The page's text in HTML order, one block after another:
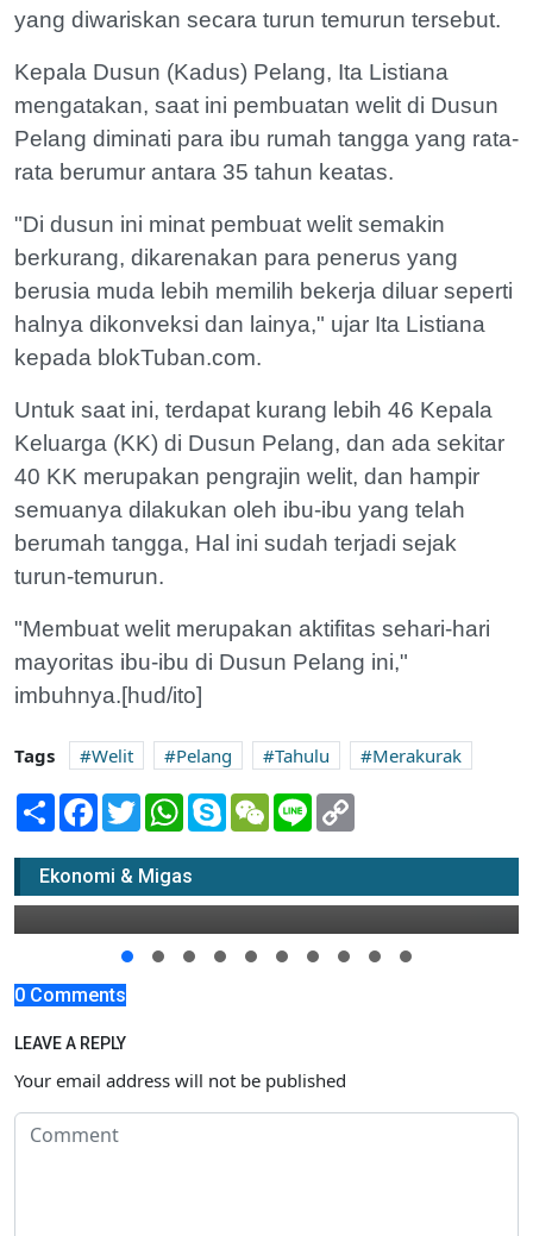
yang diwariskan secara turun temurun tersebut.
Kepala Dusun (Kadus) Pelang, Ita Listiana
mengatakan, saat ini pembuatan welit di Dusun
Pelang diminati para ibu rumah tangga yang rata-
rata berumur antara 35 tahun keatas.
"Di dusun ini minat pembuat welit semakin
berkurang, dikarenakan para penerus yang
berusia muda lebih memilih bekerja diluar seperti
halnya dikonveksi dan lainya," ujar Ita Listiana
kepada blokTuban.com.
Untuk saat ini, terdapat kurang lebih 46 Kepala
Keluarga (KK) di Dusun Pelang, dan ada sekitar
40 KK merupakan pengrajin welit, dan hampir
semuanya dilakukan oleh ibu-ibu yang telah
berumah tangga, Hal ini sudah terjadi sejak
turun-temurun.
"Membuat welit merupakan aktifitas sehari-hari
mayoritas ibu-ibu di Dusun Pelang ini,"
imbuhnya.[hud/ito]
Tags Welit Pelang Tahulu
Merakurak
Share Facebook
TwitterWhatsApp
SkypeWeChatLine
Ekonomi & Migas
Tekuni Welit untuk Ekonomi Keluarga
14 April 2016 06:00
0 Comments
LEAVE A REPLY
Your email address will not be published